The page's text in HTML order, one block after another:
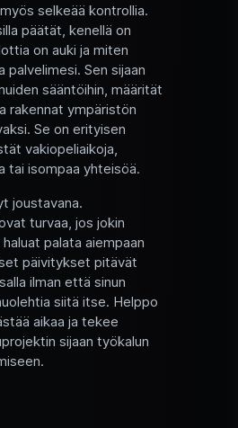
selkeää kontrollia.
päätät, kenellä on
on auki ja miten
palvelimesi. Sen sijaan
sääntöihin, määrität
rakennat ympäristön
Se on erityisen
vakiopeliaikoja,
tai isompaa yhteisöä.
joustavana.
turvaa, jos jokin
palata aiempaan
päivitykset pitävät
ilman että sinun
siitä itse. Helppo
aikaa ja tekee
sijaan työkalun